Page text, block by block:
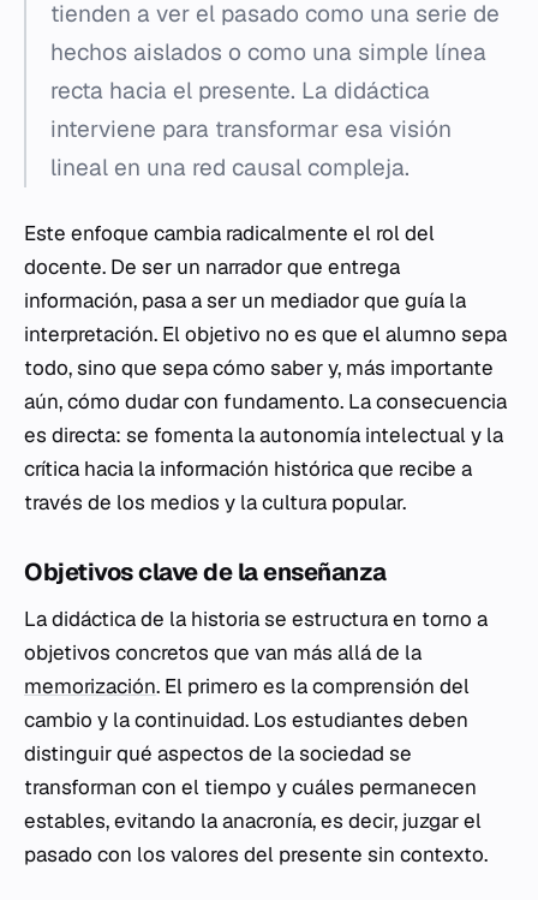
tienden a ver el pasado como una serie de
hechos aislados o como una simple línea
recta hacia el presente. La didáctica
interviene para transformar esa visión
lineal en una red causal compleja.
Este enfoque cambia radicalmente el rol del
docente. De ser un narrador que entrega
información, pasa a ser un mediador que guía la
interpretación. El objetivo no es que el alumno sepa
todo, sino que sepa cómo saber y, más importante
aún, cómo dudar con fundamento. La consecuencia
es directa: se fomenta la autonomía intelectual y la
crítica hacia la información histórica que recibe a
través de los medios y la cultura popular.
Objetivos clave de la enseñanza
La didáctica de la historia se estructura en torno a
objetivos concretos que van más allá de la
memorización. El primero es la comprensión del
cambio y la continuidad. Los estudiantes deben
distinguir qué aspectos de la sociedad se
transforman con el tiempo y cuáles permanecen
estables, evitando la anacronía, es decir, juzgar el
pasado con los valores del presente sin contexto.